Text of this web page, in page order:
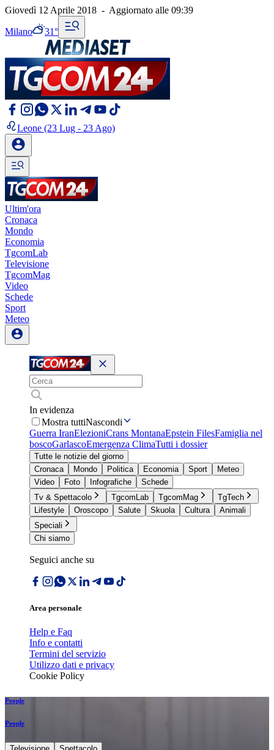
Giovedì 12 Aprile 2018 - Aggiornato alle 09:39
Milano 31°
Leone (23 Lug - 23 Ago)
Ultim'ora
Cronaca
Mondo
Economia
TgcomLab
Televisione
TgcomMag
Video
Schede
Sport
Meteo
In evidenza
Mostra tuttiNascondi
Guerra IranElezioniCrans MontanaEpstein FilesFamiglia nel
boscoGarlascoEmergenza ClimaTutti i dossier
Tutte le notizie del giorno
Cronaca
Mondo Politica Economia Sport
Meteo
Video
Foto Infografiche
Schede
Tv & Spettacolo
TgcomLab TgcomMag
TgTech
Lifestyle
Oroscopo Salute Skuola Cultura
Animali
Speciali
Chi siamo
Seguici anche su
Area personale
Help e Faq
Info e contatti
Termini del servizio
Utilizzo dati e privacy
Cookie Policy
People
People